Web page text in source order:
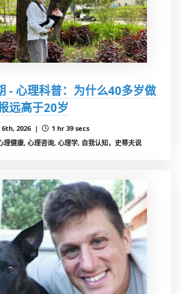
- 心理科普：为什么40多岁做
远高于20岁
2026 |
1 hr 39 secs
健康, 心理咨询, 心理学, 自我认知，史蒂夫说